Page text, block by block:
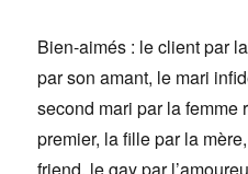
Bien-aimés : le client par
par son amant, le mari
second mari par la femme
premier, la fille par la